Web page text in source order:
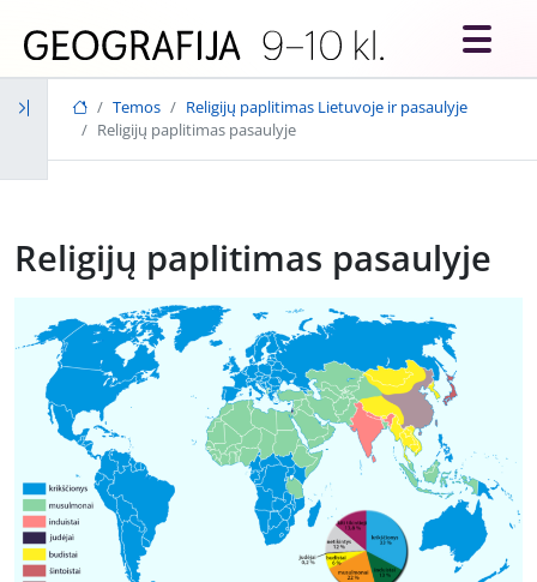
Temos
Religijų paplitimas Lietuvoje ir pasaulyje
Religijų paplitimas pasaulyje
Religijų paplitimas pasaulyje